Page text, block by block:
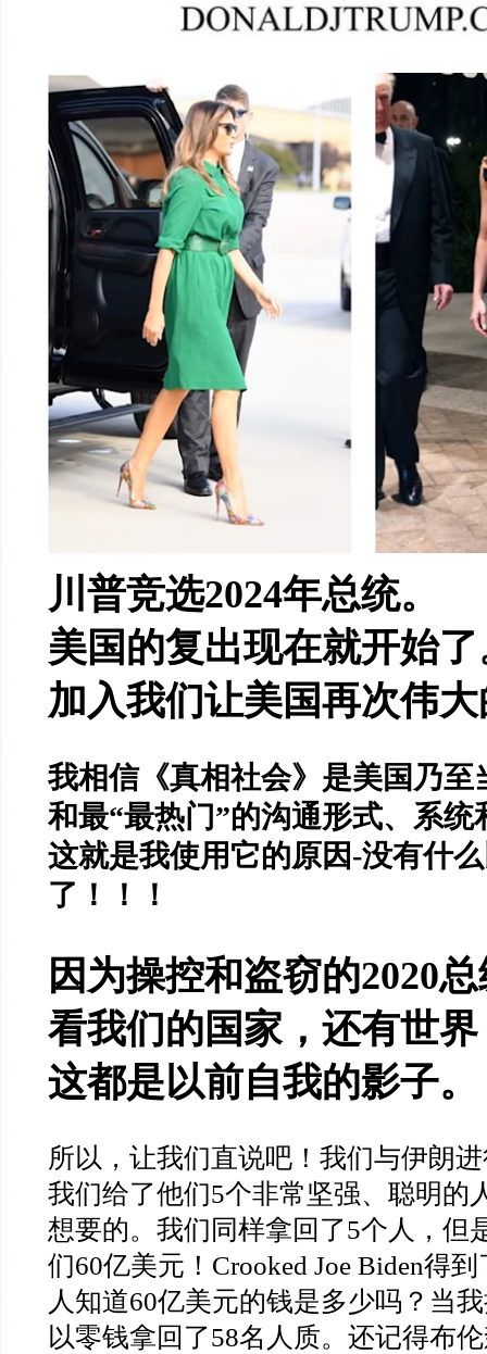
川普竞选2024年总统。
美国的复出现在就开始
加入我们让美国再次伟
我相信《真相社会》是美国乃至
和最“最热门”的沟通形式、系统
这就是我使用它的原因-没有什
了！！！
因为操控和盗窃的2020总
看我们的国家，还有世
这都是以前自我的影子。
所以，让我们直说吧！我们与伊朗
我们给了他们5个非常坚强、聪明的
想要的。我们同样拿回了5个人，但
们60亿美元！ Crooked Joe Biden得到
人知道60亿美元的钱是多少吗？当
以零钱拿回了58名人质。还记得布